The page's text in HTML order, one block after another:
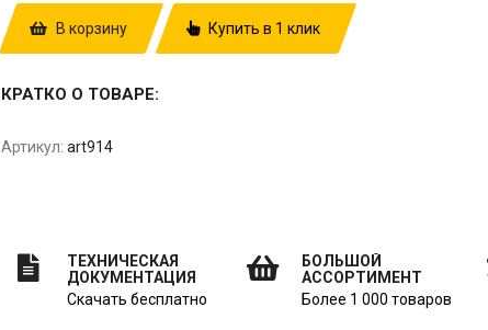
В корзину Купить в 1 клик
КРАТКО О ТОВАРЕ:
Артикул: art914
ТЕХНИЧЕСКАЯ
ДОКУМЕНТАЦИЯ
Скачать бесплатно
БОЛЬШОЙ
АССОРТИМЕНТ
Более 1 000 товаров